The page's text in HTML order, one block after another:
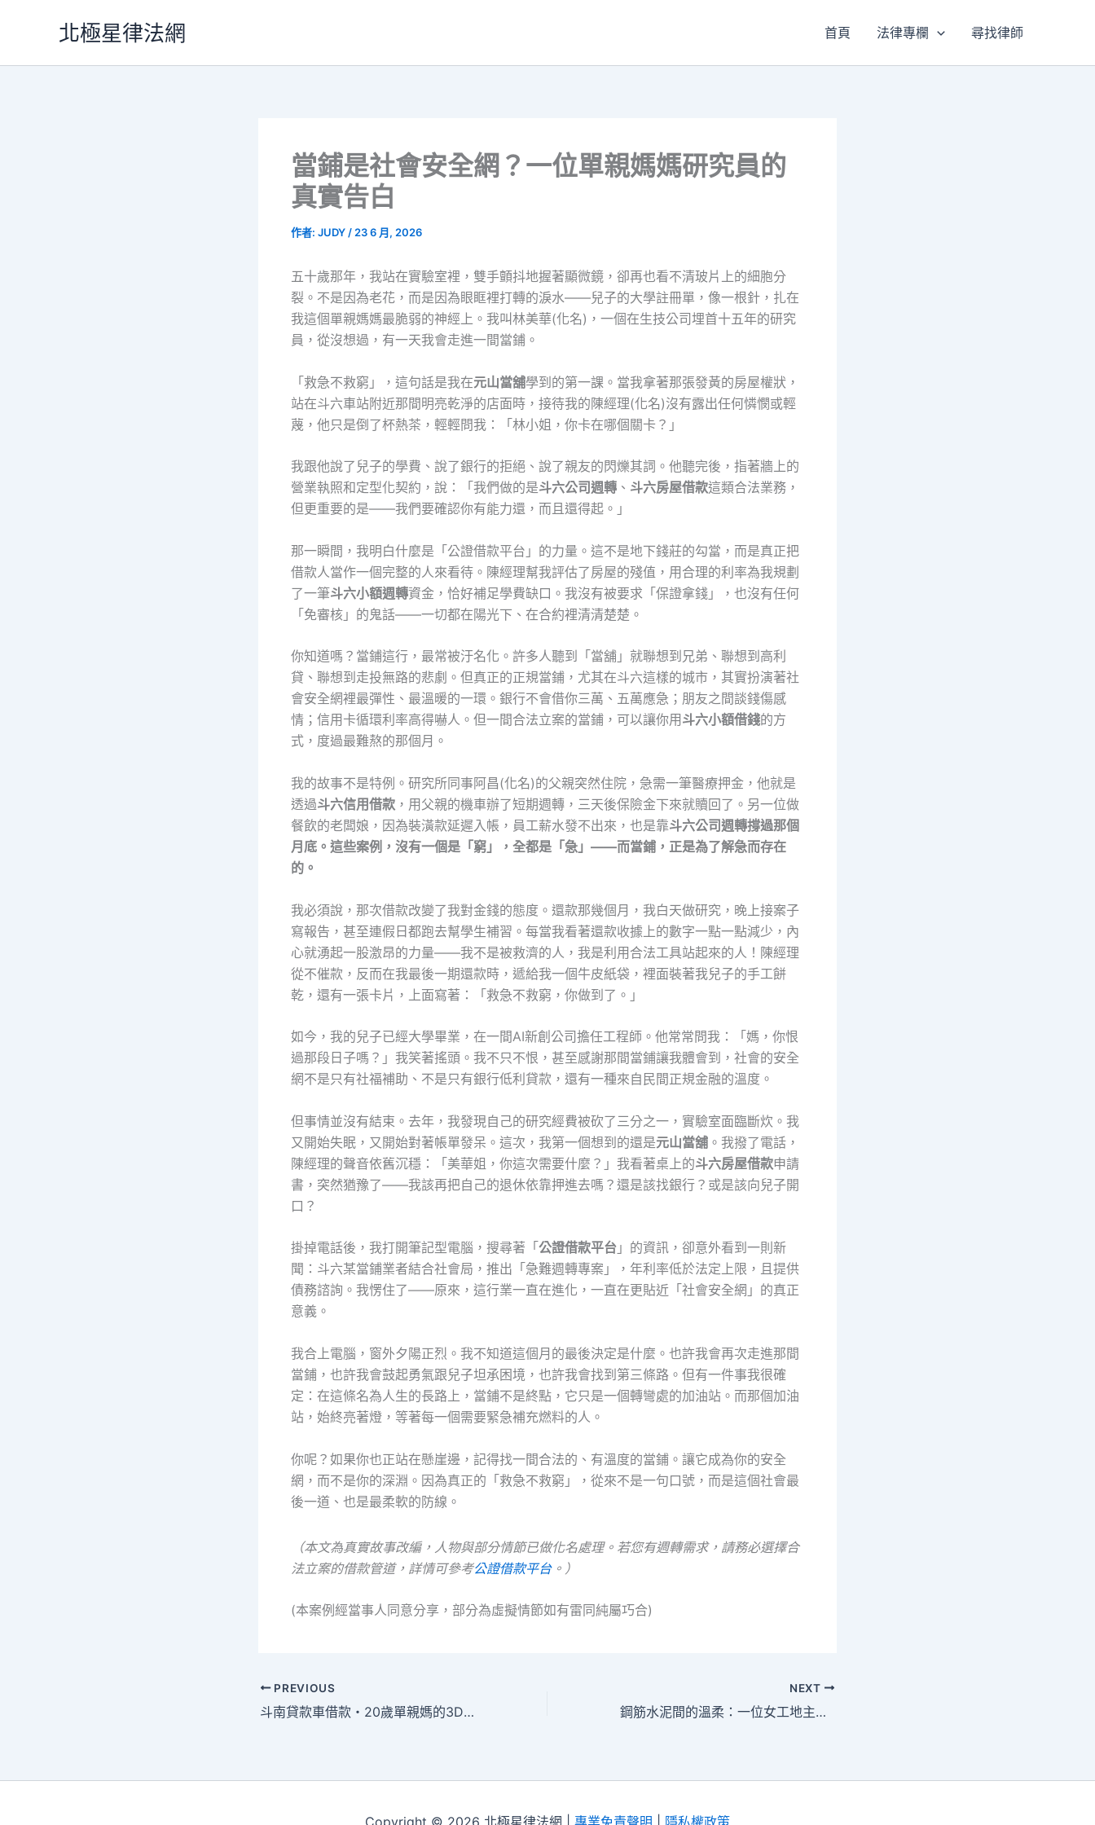
北極星律法網 首頁 法律專欄 尋找律師
當鋪是社會安全網？一位單親媽媽研究員的
真實告白
作者: JUDY / 23 6 月, 2026
五十歲那年，我站在實驗室裡，雙手顫抖地握著顯微鏡，卻再也看不清玻片上的細胞分
裂。不是因為老花，而是因為眼眶裡打轉的淚水——兒子的大學註冊單，像一根針，扎在
我這個單親媽媽最脆弱的神經上。我叫林美華(化名)，一個在生技公司埋首十五年的研究
員，從沒想過，有一天我會走進一間當鋪。
「救急不救窮」，這句話是我在元山當舖學到的第一課。當我拿著那張發黃的房屋權狀，
站在斗六車站附近那間明亮乾淨的店面時，接待我的陳經理(化名)沒有露出任何憐憫或輕
蔑，他只是倒了杯熱茶，輕輕問我：「林小姐，你卡在哪個關卡？」
我跟他說了兒子的學費、說了銀行的拒絕、說了親友的閃爍其詞。他聽完後，指著牆上的
營業執照和定型化契約，說：「我們做的是斗六公司週轉 、 斗六房屋借款這類合法業務，
但更重要的是——我們要確認你有能力還，而且還得起。」
那一瞬間，我明白什麼是「公證借款平台」的力量。這不是地下錢莊的勾當，而是真正把
借款人當作一個完整的人來看待。陳經理幫我評估了房屋的殘值，用合理的利率為我規劃
了一筆斗六小額週轉資金，恰好補足學費缺口。我沒有被要求「保證拿錢」，也沒有任何
「免審核」的鬼話——一切都在陽光下、在合約裡清清楚楚。
你知道嗎？當鋪這行，最常被汙名化。許多人聽到「當舖」就聯想到兄弟、聯想到高利
貸、聯想到走投無路的悲劇。但真正的正規當鋪，尤其在斗六這樣的城市，其實扮演著社
會安全網裡最彈性、最溫暖的一環。銀行不會借你三萬、五萬應急；朋友之間談錢傷感
情；信用卡循環利率高得嚇人。但一間合法立案的當鋪，可以讓你用 斗六小額借錢的方
式，度過最難熬的那個月。
我的故事不是特例。研究所同事阿昌(化名)的父親突然住院，急需一筆醫療押金，他就是
透過斗六信用借款 ，用父親的機車辦了短期週轉，三天後保險金下來就贖回了。另一位做
餐飲的老闆娘，因為裝潢款延遲入帳，員工薪水發不出來，也是靠斗六公司週轉撐過那個
月底。這些案例，沒有一個是「窮」，全都是「急」——而當鋪，正是為了解急而存在
的。
我必須說，那次借款改變了我對金錢的態度。還款那幾個月，我白天做研究，晚上接案子
寫報告，甚至連假日都跑去幫學生補習。每當我看著還款收據上的數字一點一點減少，內
心就湧起一股激昂的力量——我不是被救濟的人，我是利用合法工具站起來的人！陳經理
從不催款，反而在我最後一期還款時，遞給我一個牛皮紙袋，裡面裝著我兒子的手工餅
乾，還有一張卡片，上面寫著：「救急不救窮，你做到了。」
如今，我的兒子已經大學畢業，在一間AI新創公司擔任工程師。他常常問我：「媽，你恨
過那段日子嗎？」我笑著搖頭。我不只不恨，甚至感謝那間當鋪讓我體會到，社會的安全
網不是只有社福補助、不是只有銀行低利貸款，還有一種來自民間正規金融的溫度。
但事情並沒有結束。去年，我發現自己的研究經費被砍了三分之一，實驗室面臨斷炊。我
又開始失眠，又開始對著帳單發呆。這次，我第一個想到的還是元山當舖 。我撥了電話，
陳經理的聲音依舊沉穩：「美華姐，你這次需要什麼？」我看著桌上的斗六房屋借款申請
書，突然猶豫了——我該再把自己的退休依靠押進去嗎？還是該找銀行？或是該向兒子開
口？
掛掉電話後，我打開筆記型電腦，搜尋著「 公證借款平台 」的資訊，卻意外看到一則新
聞：斗六某當鋪業者結合社會局，推出「急難週轉專案」，年利率低於法定上限，且提供
債務諮詢。我愣住了——原來，這行業一直在進化，一直在更貼近「社會安全網」的真正
意義。
我合上電腦，窗外夕陽正烈。我不知道這個月的最後決定是什麼。也許我會再次走進那間
當鋪，也許我會鼓起勇氣跟兒子坦承困境，也許我會找到第三條路。但有一件事我很確
定：在這條名為人生的長路上，當鋪不是終點，它只是一個轉彎處的加油站。而那個加油
站，始終亮著燈，等著每一個需要緊急補充燃料的人。
你呢？如果你也正站在懸崖邊，記得找一間合法的、有溫度的當鋪。讓它成為你的安全
網，而不是你的深淵。因為真正的「救急不救窮」，從來不是一句口號，而是這個社會最
後一道、也是最柔軟的防線。
（本文為真實故事改編，人物與部分情節已做化名處理。若您有週轉需求，請務必選擇合
法立案的借款管道，詳情可參考公證借款平台。）
(本案例經當事人同意分享，部分為虛擬情節如有雷同純屬巧合)
PREVIOUS
斗南貸款車借款・20歲單親媽的3D打印夢：當舖不是走投無路，是社會安全網
NEXT
鋼筋水泥間的溫柔：一位女工地主任的周轉經驗與社會安全網的真實意義
Copyright © 2026 北極星律法網 | 專業免責聲明 隱私權政策